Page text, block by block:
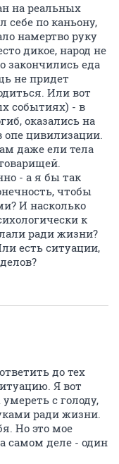
на реальных
себе по каньону,
намертво руку
дикое, народ не
закончились еда
не придет
Или вот
событиях) - в
оказались на
опе цивилизации.
даже ели тела
- а я бы так
чтобы
И насколько
к
ради жизни?
есть ситуации,
до тех
Я вот
с голоду,
ради жизни.
Но это мое
самом деле - один